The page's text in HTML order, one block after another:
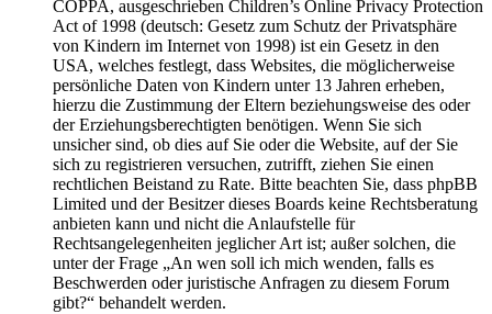
COPPA, ausgeschrieben Children’s Online Privacy Protection
Act of 1998 (deutsch: Gesetz zum Schutz der Privatsphäre
von Kindern im Internet von 1998) ist ein Gesetz in den
USA, welches festlegt, dass Websites, die möglicherweise
persönliche Daten von Kindern unter 13 Jahren erheben,
hierzu die Zustimmung der Eltern beziehungsweise des oder
der Erziehungsberechtigten benötigen. Wenn Sie sich
unsicher sind, ob dies auf Sie oder die Website, auf der Sie
sich zu registrieren versuchen, zutrifft, ziehen Sie einen
rechtlichen Beistand zu Rate. Bitte beachten Sie, dass phpBB
Limited und der Besitzer dieses Boards keine Rechtsberatung
anbieten kann und nicht die Anlaufstelle für
Rechtsangelegenheiten jeglicher Art ist; außer solchen, die
unter der Frage „An wen soll ich mich wenden, falls es
Beschwerden oder juristische Anfragen zu diesem Forum
gibt?“ behandelt werden.